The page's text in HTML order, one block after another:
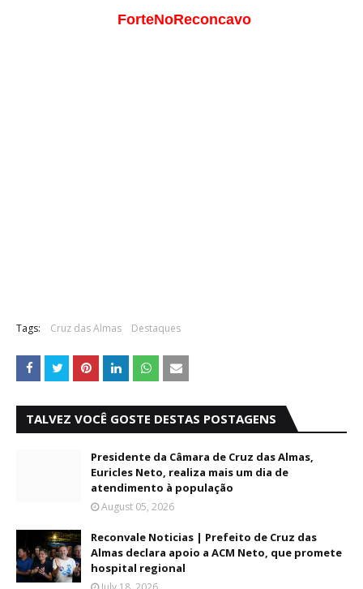
ForteNoReconcavo
Tags: Cruz das Almas Destaques
TALVEZ VOCÊ GOSTE DESTAS POSTAGENS
Presidente da Câmara de Cruz das Almas,
Euricles Neto, realiza mais um dia de
atendimento à população
August 05, 2026
Reconvale Noticias | Prefeito de Cruz das
Almas declara apoio a ACM Neto, que promete
hospital regional